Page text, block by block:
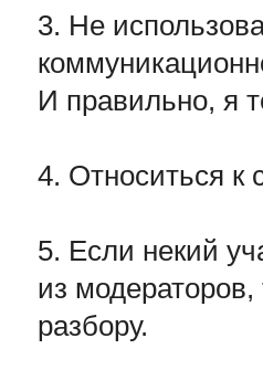
3. Не
И правильно, я
4. Относиться к
5. Если некий
из
разбору.